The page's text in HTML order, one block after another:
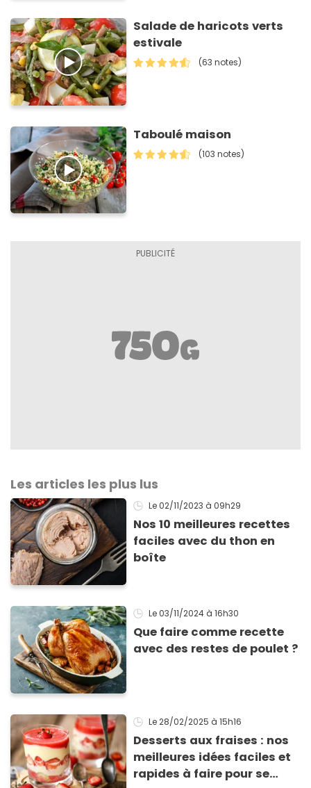
Salade de haricots verts
estivale
(63 notes)
Taboulé maison
(103 notes)
Les articles les plus lus
Le 02/11/2023 à 09h29
Nos 10 meilleures recettes
faciles avec du thon en
boîte
Le 03/11/2024 à 16h30
Que faire comme recette
avec des restes de poulet ?
Le 28/02/2025 à 15h16
Desserts aux fraises : nos
meilleures idées faciles et
rapides à faire pour se